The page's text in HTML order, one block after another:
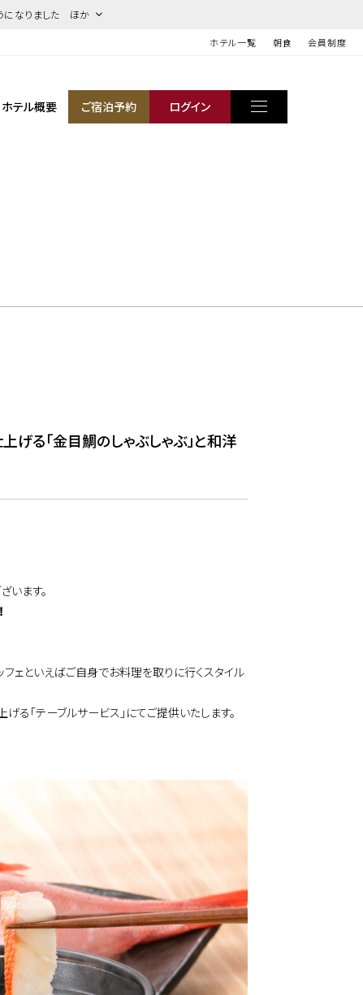
になりました ほか
ホテル一覧 朝食 会員制度
ホテル概要 ご宿泊予約 ログイン
げる「金目鯛のしゃぶしゃぶ」と和洋
います。
フェといえばご自身でお料理を取りに行くスタイル
る「テーブルサービス」にてご提供いたします。